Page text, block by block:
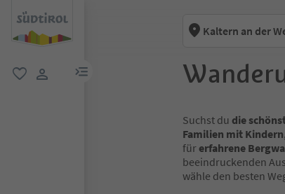
menu link
Kaltern an der
Suchst du die
Familien mit Kindern,
fürerfahrene
beeindruckenden
wähle den besten